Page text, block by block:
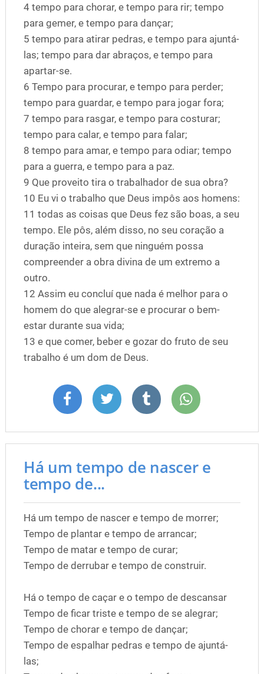
4 tempo para chorar, e tempo para rir; tempo
para gemer, e tempo para dançar;
5 tempo para atirar pedras, e tempo para ajuntá-
las; tempo para dar abraços, e tempo para
apartar-se.
6 Tempo para procurar, e tempo para perder;
tempo para guardar, e tempo para jogar fora;
7 tempo para rasgar, e tempo para costurar;
tempo para calar, e tempo para falar;
8 tempo para amar, e tempo para odiar; tempo
para a guerra, e tempo para a paz.
9 Que proveito tira o trabalhador de sua obra?
10 Eu vi o trabalho que Deus impôs aos homens:
11 todas as coisas que Deus fez são boas, a seu
tempo. Ele pôs, além disso, no seu coração a
duração inteira, sem que ninguém possa
compreender a obra divina de um extremo a
outro.
12 Assim eu concluí que nada é melhor para o
homem do que alegrar-se e procurar o bem-
estar durante sua vida;
13 e que comer, beber e gozar do fruto de seu
trabalho é um dom de Deus.
Há um tempo de nascer e
tempo de...
Há um tempo de nascer e tempo de morrer;
Tempo de plantar e tempo de arrancar;
Tempo de matar e tempo de curar;
Tempo de derrubar e tempo de construir.
Há o tempo de caçar e o tempo de descansar
Tempo de ficar triste e tempo de se alegrar;
Tempo de chorar e tempo de dançar;
Tempo de espalhar pedras e tempo de ajuntá-
las;